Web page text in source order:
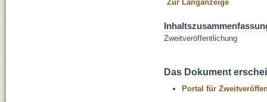
Zur Langanzeige
Zweitveröffentlichung
Das Dokument
Portal für